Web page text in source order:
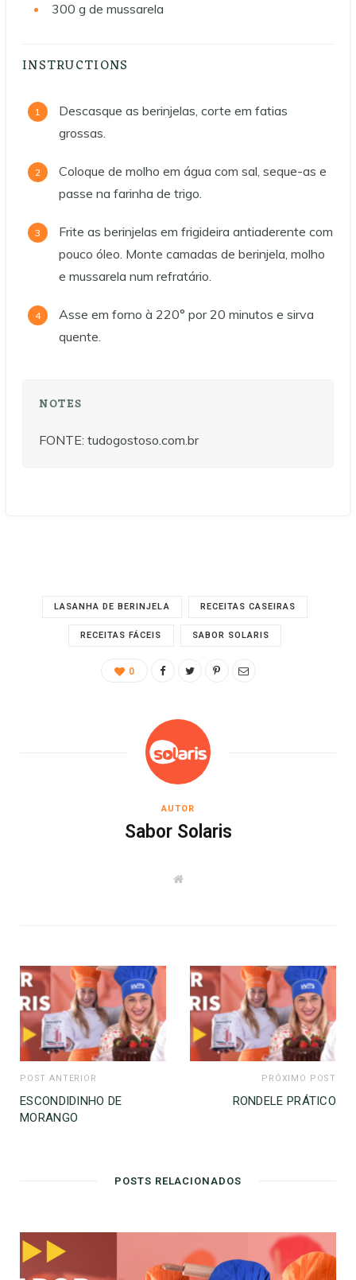
300 g de mussarela
INSTRUCTIONS
Descasque as berinjelas, corte em fatias
grossas.
Coloque de molho em água com sal, seque-as e
passe na farinha de trigo.
Frite as berinjelas em frigideira antiaderente com
pouco óleo. Monte camadas de berinjela, molho
e mussarela num refratário.
Asse em forno à 220° por 20 minutos e sirva
quente.
NOTES
FONTE: tudogostoso.com.br
LASANHA DE BERINJELA RECEITAS CASEIRAS
RECEITAS FÁCEIS SABOR SOLARIS
0
AUTOR
Sabor Solaris
W
POST ANTERIOR
ESCONDIDINHO DE
MORANGO
PRÓXIMO POST
RONDELE PRÁTICO
POSTS RELACIONADOS